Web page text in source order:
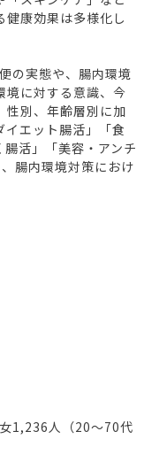
康効果は多様化し
の実態や、腸内環境
境に対する意識、今
性別、年齢層別に加
イエット腸活」「食
活」「美容・アンチ
腸内環境対策におけ
1,236人（20～70代